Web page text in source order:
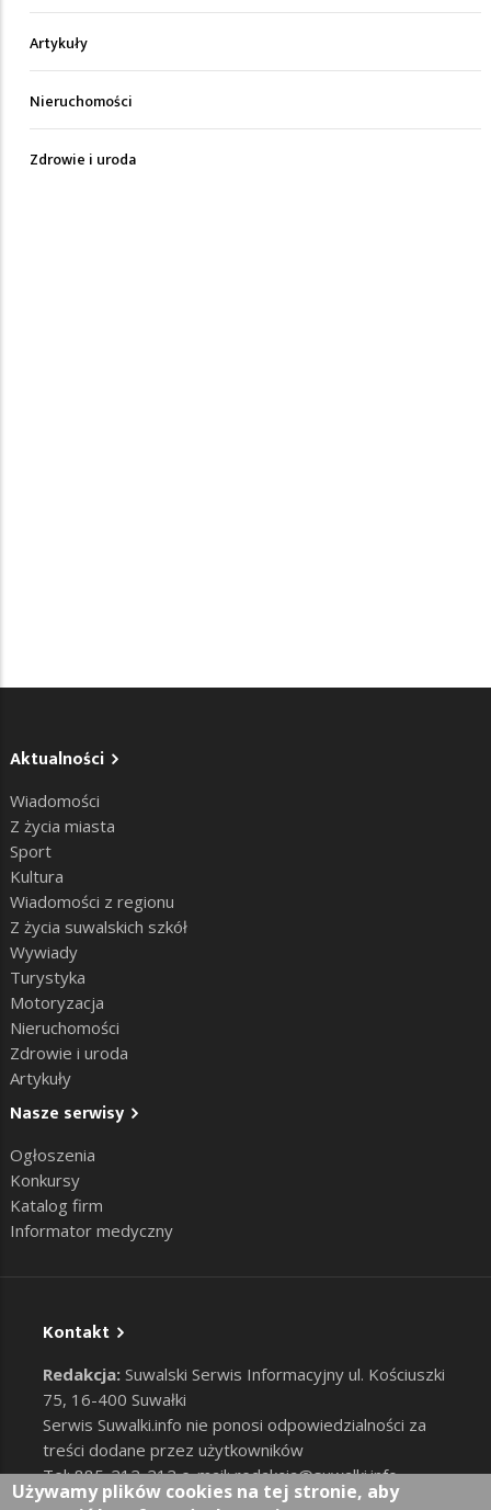
Artykuły
Nieruchomości
Zdrowie i uroda
Aktualności
Wiadomości
Z życia miasta
Sport
Kultura
Wiadomości z regionu
Z życia suwalskich szkół
Wywiady
Turystyka
Motoryzacja
Nieruchomości
Zdrowie i uroda
Artykuły
Nasze serwisy
Ogłoszenia
Konkursy
Katalog firm
Informator medyczny
Kontakt
Redakcja: Suwalski Serwis Informacyjny ul. Kościuszki
75, 16-400 Suwałki
Serwis Suwalki.info nie ponosi odpowiedzialności za
treści dodane przez użytkowników
Tel: 885-212-212 e-mail:redakcja@suwalki.info,
reklama@suwalki.info
Używamy plików cookies na tej stronie, aby